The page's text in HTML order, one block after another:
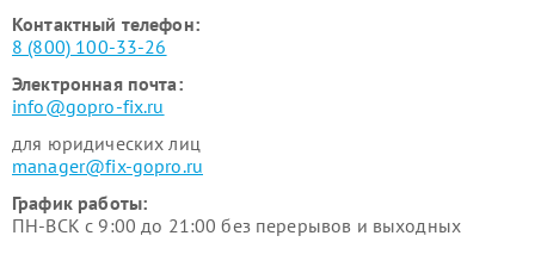
Контактный телефон:
8 (800) 100-33-26
Электронная почта:
info@gopro-fix.ru
для юридических лиц
manager@fix-gopro.ru
График работы:
ПН-ВСК с 9:00 до 21:00 без перерывов и выходных